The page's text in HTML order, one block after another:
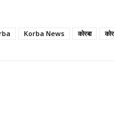
Korba News कोरबा